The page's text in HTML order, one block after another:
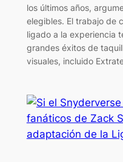
los últimos años,
elegibles. El trabajo de
ligado a la experiencia
grandes éxitos de
visuales, incluido